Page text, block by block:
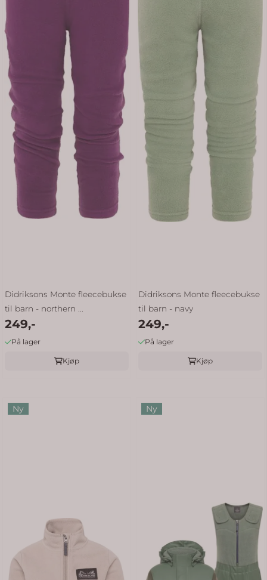
Didriksons Monte fleecebukse
til barn - northern ...
249,-
På lager
Kjøp
Didriksons Monte fleecebukse
til barn - navy
249,-
På lager
Kjøp
Ny Ny